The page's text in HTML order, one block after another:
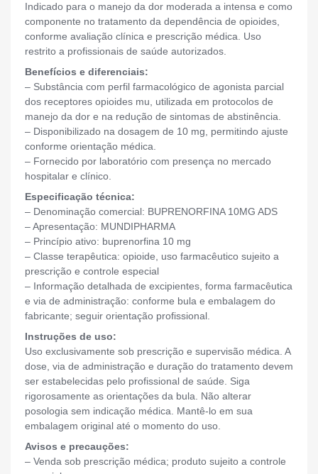
Indicado para o manejo da dor moderada a intensa e como
componente no tratamento da dependência de opioides,
conforme avaliação clínica e prescrição médica. Uso
restrito a profissionais de saúde autorizados.
Benefícios e diferenciais:
– Substância com perfil farmacológico de agonista parcial
dos receptores opioides mu, utilizada em protocolos de
manejo da dor e na redução de sintomas de abstinência.
– Disponibilizado na dosagem de 10 mg, permitindo ajuste
conforme orientação médica.
– Fornecido por laboratório com presença no mercado
hospitalar e clínico.
Especificação técnica:
– Denominação comercial: BUPRENORFINA 10MG ADS
– Apresentação: MUNDIPHARMA
– Princípio ativo: buprenorfina 10 mg
– Classe terapêutica: opioide, uso farmacêutico sujeito a
prescrição e controle especial
– Informação detalhada de excipientes, forma farmacêutica
e via de administração: conforme bula e embalagem do
fabricante; seguir orientação profissional.
Instruções de uso:
Uso exclusivamente sob prescrição e supervisão médica. A
dose, via de administração e duração do tratamento devem
ser estabelecidas pelo profissional de saúde. Siga
rigorosamente as orientações da bula. Não alterar
posologia sem indicação médica. Mantê-lo em sua
embalagem original até o momento do uso.
Avisos e precauções:
– Venda sob prescrição médica; produto sujeito a controle